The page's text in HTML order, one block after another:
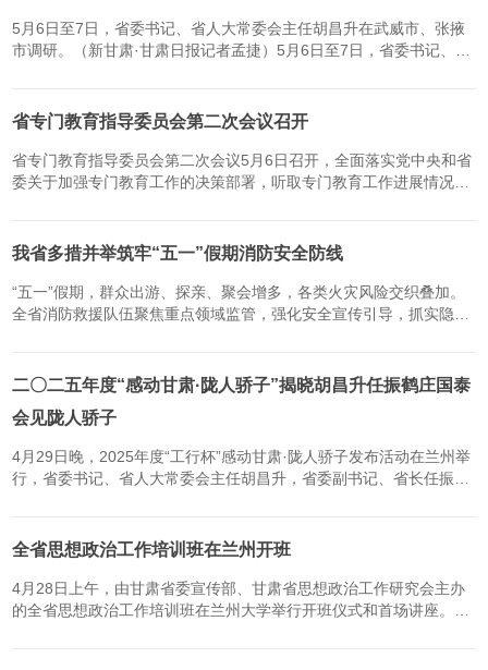
5月6日至7日，省委书记、省人大常委会主任胡昌升在武威市、张掖
市调研。（新甘肃·甘肃日报记者孟捷）5月6日至7日，省委书记、省
学习教育和中央巡视反馈问题整改落实情况，调研产业发展、“三...
省专门教育指导委员会第二次会议召开
省专门教育指导委员会第二次会议5月6日召开，全面落实党中央和省
委关于加强专门教育工作的决策部署，听取专门教育工作进展情况，
罪工作走深走实。省委常委、省委政法委书记刘长根出席并讲话...
我省多措并举筑牢“五一”假期消防安全防线
“五一”假期，群众出游、探亲、聚会增多，各类火灾风险交织叠加。
全省消防救援队伍聚焦重点领域监管，强化安全宣传引导，抓实隐患
消防部门紧盯商业综合体、化工园区、餐饮娱乐、旅游景区及...
二〇二五年度“感动甘肃·陇人骄子”揭晓胡昌升任振鹤庄国泰
会见陇人骄子
4月29日晚，2025年度“工行杯”感动甘肃·陇人骄子发布活动在兰州举
行，省委书记、省人大常委会主任胡昌升，省委副书记、省长任振
甘肃·甘肃日报记者孟捷）二十载感动常在，新征程奋进正燃...
全省思想政治工作培训班在兰州开班
4月28日上午，由甘肃省委宣传部、甘肃省思想政治工作研究会主办
的全省思想政治工作培训班在兰州大学举行开班仪式和首场讲座。本
上海交通大学马克思主义学院院长、博士生导师邢云文，北京师...